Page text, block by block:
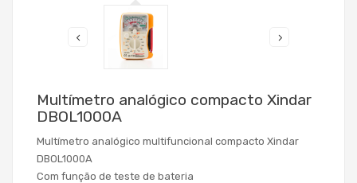
Multímetro analógico compacto Xindar
DBOL1000A
Multímetro analógico multifuncional compacto Xindar
DBOL1000A
Com função de teste de bateria